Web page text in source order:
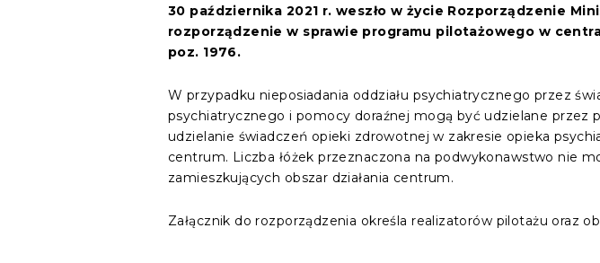
30 października 2021 r. weszło w życie Rozporządzenie
rozporządzenie w sprawie programu pilotażowego w
poz. 1976.
W przypadku nieposiadania oddziału psychiatrycznego przez
psychiatrycznego i pomocy doraźnej mogą być udzielane przez
udzielanie świadczeń opieki zdrowotnej w zakresie opieka
centrum. Liczba łóżek przeznaczona na podwykonawstwo nie
zamieszkujących obszar działania centrum.
Załącznik do rozporządzenia określa realizatorów pilotażu oraz